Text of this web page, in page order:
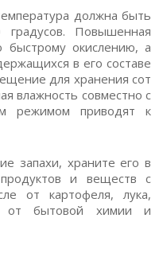
должна быть
Повышенная
быстрому окислению, а
в его составе
для хранения сот
влажность совместно с
режимом приводят к
запахи, храните его в
и веществ с
от картофеля, лука,
от бытовой химии и